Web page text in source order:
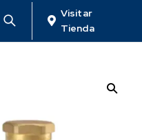
Visitar
Tienda